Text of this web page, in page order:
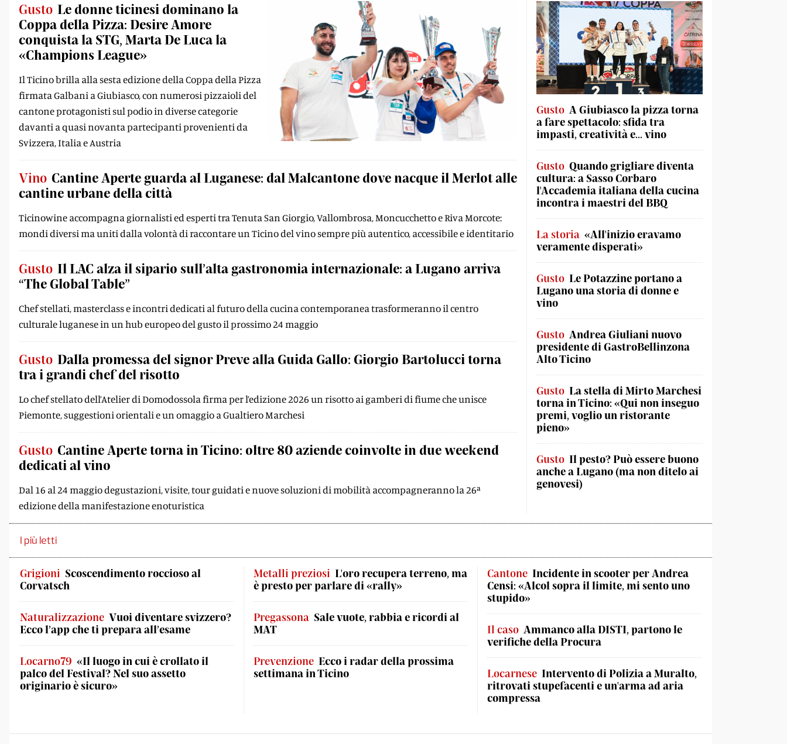
Gusto Le donne ticinesi dominano la
Coppa della Pizza: Desire Amore
conquista la STG, Marta De Luca la
«Champions League»
Il Ticino brilla alla sesta edizione della Coppa della Pizza
firmata Galbani a Giubiasco, con numerosi pizzaioli del
cantone protagonisti sul podio in diverse categorie
davanti a quasi novanta partecipanti provenienti da
Svizzera, Italia e Austria
Vino Cantine Aperte guarda al Luganese: dal Malcantone dove nacque il Merlot alle
cantine urbane della città
Ticinowine accompagna giornalisti ed esperti tra Tenuta San Giorgio, Vallombrosa, Moncucchetto e Riva Morcote:
mondi diversi ma uniti dalla volontà di raccontare un Ticino del vino sempre più autentico, accessibile e identitario
Gusto Il LAC alza il sipario sull’alta gastronomia internazionale: a Lugano arriva
“The Global Table”
Chef stellati, masterclass e incontri dedicati al futuro della cucina contemporanea trasformeranno il centro
culturale luganese in un hub europeo del gusto il prossimo 24 maggio
Gusto Dalla promessa del signor Preve alla Guida Gallo: Giorgio Bartolucci torna
tra i grandi chef del risotto
Lo chef stellato dell’Atelier di Domodossola firma per l’edizione 2026 un risotto ai gamberi di fiume che unisce
Piemonte, suggestioni orientali e un omaggio a Gualtiero Marchesi
Gusto Cantine Aperte torna in Ticino: oltre 80 aziende coinvolte in due weekend
dedicati al vino
Dal 16 al 24 maggio degustazioni, visite, tour guidati e nuove soluzioni di mobilità accompagneranno la 26ª
edizione della manifestazione enoturistica
Gusto A Giubiasco la pizza torna
a fare spettacolo: sfida tra
impasti, creatività e... vino
Gusto Quando grigliare diventa
cultura: a Sasso Corbaro
l'Accademia italiana della cucina
incontra i maestri del BBQ
La storia «All'inizio eravamo
veramente disperati»
Gusto Le Potazzine portano a
Lugano una storia di donne e
vino
Gusto Andrea Giuliani nuovo
presidente di GastroBellinzona
Alto Ticino
Gusto La stella di Mirto Marchesi
torna in Ticino: «Qui non inseguo
premi, voglio un ristorante
pieno»
Gusto Il pesto? Può essere buono
anche a Lugano (ma non ditelo ai
genovesi)
I più letti
Grigioni Scoscendimento roccioso al
Corvatsch
Naturalizzazione Vuoi diventare svizzero?
Ecco l’app che ti prepara all’esame
Locarno79 «Il luogo in cui è crollato il
palco del Festival? Nel suo assetto
originario è sicuro»
Metalli preziosi L'oro recupera terreno, ma
è presto per parlare di «rally»
Pregassona Sale vuote, rabbia e ricordi al
MAT
Prevenzione Ecco i radar della prossima
settimana in Ticino
Cantone Incidente in scooter per Andrea
Censi: «Alcol sopra il limite, mi sento uno
stupido»
Il caso Ammanco alla DISTI, partono le
verifiche della Procura
Locarnese Intervento di Polizia a Muralto,
ritrovati stupefacenti e un'arma ad aria
compressa